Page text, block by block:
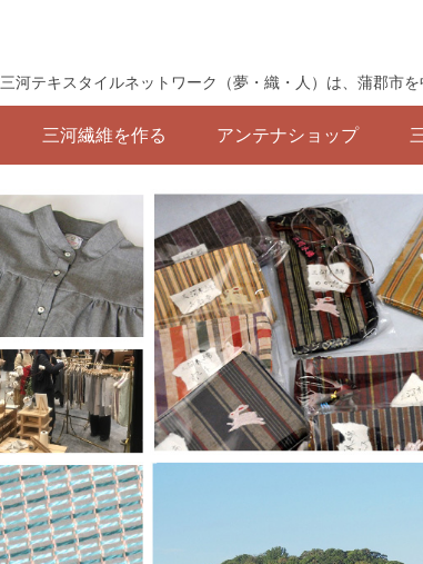
三河テキスタイルネットワーク（夢・織・人）は、蒲郡市
三河繊維を作る アンテナショップ